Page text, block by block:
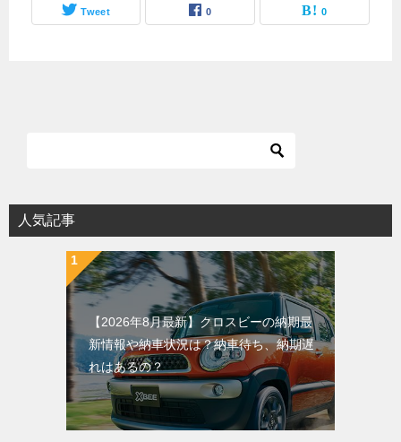
Tweet 0 0
人気記事
【2026年8月最新】クロスビーの納期最
新情報や納車状況は？納車待ち、納期遅
れはあるの？